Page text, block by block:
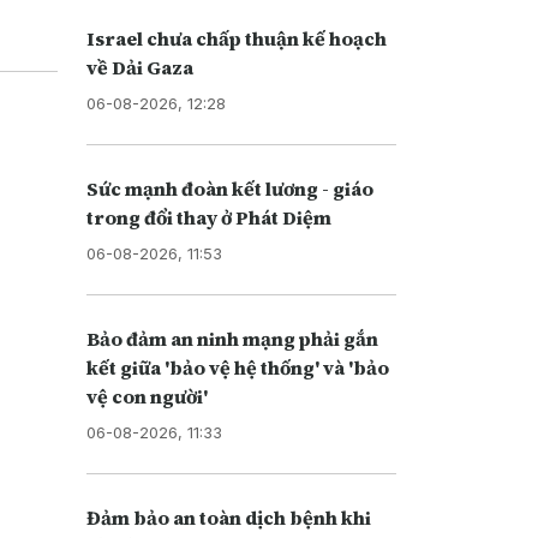
Israel chưa chấp thuận kế hoạch
về Dải Gaza
06-08-2026, 12:28
Sức mạnh đoàn kết lương - giáo
trong đổi thay ở Phát Diệm
06-08-2026, 11:53
Bảo đảm an ninh mạng phải gắn
kết giữa 'bảo vệ hệ thống' và 'bảo
vệ con người'
06-08-2026, 11:33
Đảm bảo an toàn dịch bệnh khi